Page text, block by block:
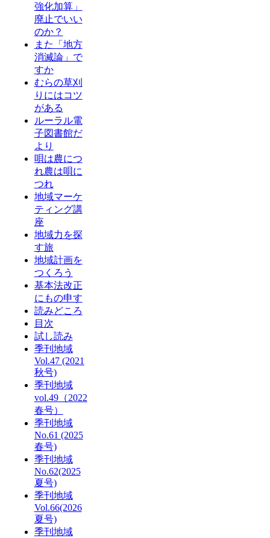
強化加算」
廃止でいい
のか？
また「地方
消滅論」で
すか
むらの草刈
りにはコツ
がある
ルーラル電
子図書館だ
より
唄は農につ
れ農は唄に
つれ
地域マーケ
ティング講
座
地域力を探
す旅
地域計画を
つくろう
基本法改正
にもの申す
読みどころ
目次
試し読み
季刊地域
Vol.47 (2021
秋号)
季刊地域
vol.49（2022
春号）
季刊地域
No.61 (2025
春号)
季刊地域
No.62(2025
夏号)
季刊地域
Vol.66(2026
夏号)
季刊地域